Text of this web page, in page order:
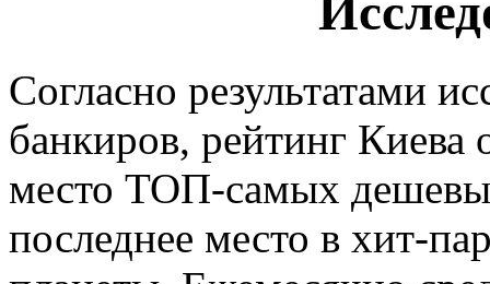
Согласно результатами
банкиров, рейтинг Киева
место ТОП-самых
последнее место в хит-